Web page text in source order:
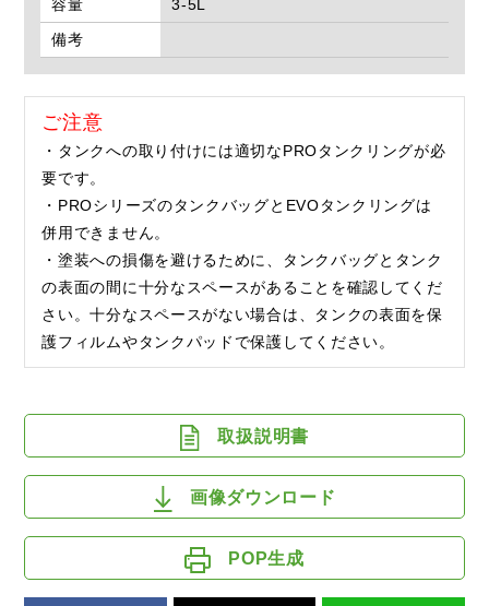
容量
3-5L
備考
ご注意
・タンクへの取り付けには適切なPROタンクリングが必
要です。
・PROシリーズのタンクバッグとEVOタンクリングは
併用できません。
・塗装への損傷を避けるために、タンクバッグとタンク
の表面の間に十分なスペースがあることを確認してくだ
さい。十分なスペースがない場合は、タンクの表面を保
護フィルムやタンクパッドで保護してください。
取扱説明書
画像ダウンロード
POP生成